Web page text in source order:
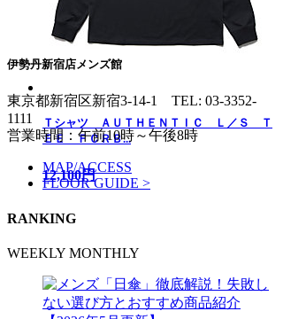
Ｔシャツ ＡＵＴＨＥＮＴＩＣ Ｌ／Ｓ Ｔ
ＥＥ ＦＣＲＢ...
12,100円
伊勢丹新宿店メンズ館
東京都新宿区新宿3-14-1 TEL: 03-3352-
1111
営業時間：午前10時～午後8時
MAP/ACCESS
FLOOR GUIDE >
RANKING
WEEKLY MONTHLY